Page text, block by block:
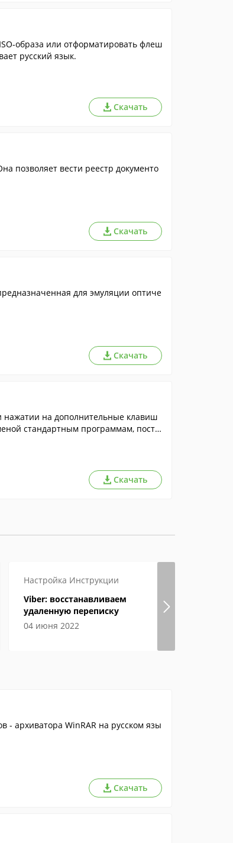
образа или отформатировать флеш
русский язык.
Скачать
позволяет вести реестр документо
Скачать
для эмуляции оптиче
Скачать
нажатии на дополнительные клавиш
стандартным программам, поста
Скачать
Настройка Инструкции
Viber: восстанавливаем
удаленную переписку
04 июня 2022
архиватора WinRAR на русском язы
Скачать